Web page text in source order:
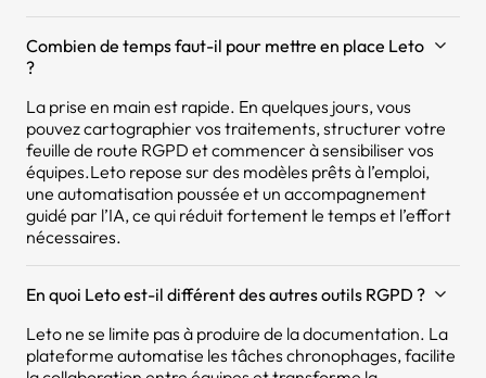
Combien de temps faut-il pour mettre en place Leto
?
La prise en main est rapide. En quelques jours, vous
pouvez cartographier vos traitements, structurer votre
feuille de route RGPD et commencer à sensibiliser vos
équipes.Leto repose sur des modèles prêts à l’emploi,
une automatisation poussée et un accompagnement
guidé par l’IA, ce qui réduit fortement le temps et l’effort
nécessaires.
En quoi Leto est-il différent des autres outils RGPD ?
Leto ne se limite pas à produire de la documentation. La
plateforme automatise les tâches chronophages, facilite